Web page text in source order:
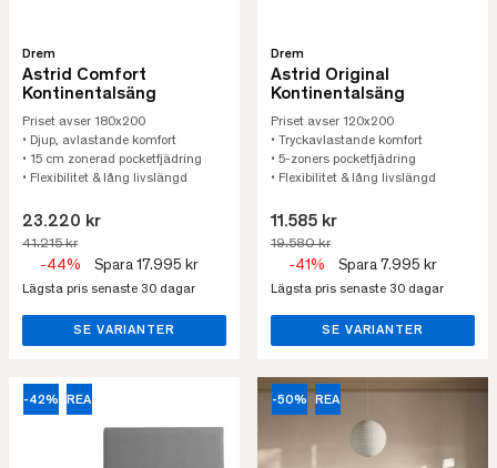
Drem
Astrid Comfort
Kontinentalsäng
Priset avser 180x200
• Djup, avlastande komfort
• 15 cm zonerad pocketfjädring
• Flexibilitet & lång livslängd
23.220 kr
41.215 kr
-44% Spara 17.995 kr
Lägsta pris senaste 30 dagar
SE VARIANTER
Drem
Astrid Original
Kontinentalsäng
Priset avser 120x200
• Tryckavlastande komfort
• 5-zoners pocketfjädring
• Flexibilitet & lång livslängd
11.585 kr
19.580 kr
-41% Spara 7.995 kr
Lägsta pris senaste 30 dagar
SE VARIANTER
-42% REA -50% REA